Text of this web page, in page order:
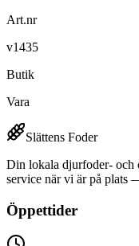
Art.nr
v1435
Butik
Vara
Slättens Foder
Din lokala djurfoder- och
service när vi är på plats
Öppettider